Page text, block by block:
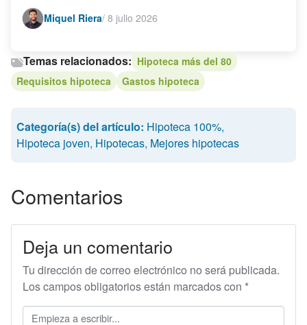
Miquel Riera/ 8 julio 2026
Temas relacionados: Hipoteca más del 80
Requisitos hipoteca
Gastos hipoteca
Categoría(s) del artículo: Hipoteca 100%,
Hipoteca joven, Hipotecas, Mejores hipotecas
Comentarios
Deja un comentario
Tu dirección de correo electrónico no será publicada.
Los campos obligatorios están marcados con *